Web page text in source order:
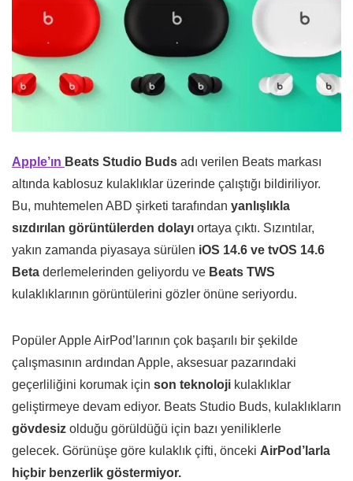
Apple’ın Beats Studio Buds adı verilen Beats markası
altında kablosuz kulaklıklar üzerinde çalıştığı bildiriliyor.
Bu, muhtemelen ABD şirketi tarafından yanlışlıkla
sızdırılan görüntülerden dolayı ortaya çıktı. Sızıntılar,
yakın zamanda piyasaya sürülen iOS 14.6 ve tvOS 14.6
Beta derlemelerinden geliyordu ve Beats TWS
kulaklıklarının görüntülerini gözler önüne seriyordu.
Popüler Apple AirPod’larının çok başarılı bir şekilde
çalışmasının ardından Apple, aksesuar pazarındaki
geçerliliğini korumak için son teknoloji kulaklıklar
geliştirmeye devam ediyor. Beats Studio Buds, kulaklıkların
gövdesiz olduğu görüldüğü için bazı yeniliklerle
gelecek. Görünüşe göre kulaklık çifti, önceki AirPod’larla
hiçbir benzerlik göstermiyor.